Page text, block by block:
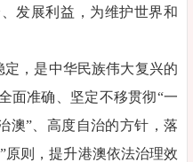
发展利益，为维护世界和
，是中华民族伟大复兴的
面准确、坚定不移贯彻“一
澳”、高度自治的方针，落
原则，提升港澳依法治理效